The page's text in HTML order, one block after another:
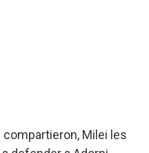
Milei les